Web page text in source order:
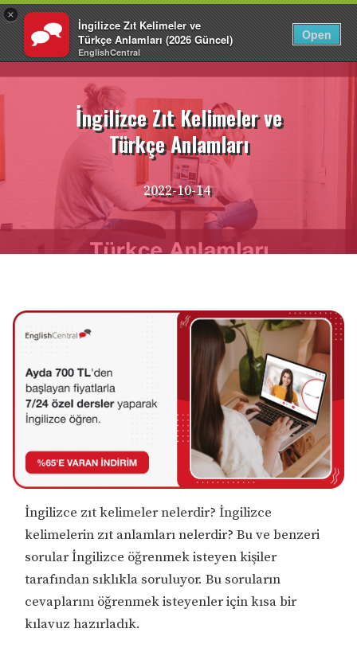
×
İngilizce Zıt Kelimeler ve
Türkçe Anlamları (2026 Güncel)
EnglishCentral
Open
Giriş Yap TR
İçeriğe
atla
İngilizce Zıt Kelimeler ve
Türkçe Anlamları
2022-10-14
İngilizce zıt kelimeler nelerdir? İngilizce
kelimelerin zıt anlamları nelerdir? Bu ve benzeri
sorular İngilizce öğrenmek isteyen kişiler
tarafından sıklıkla soruluyor. Bu soruların
cevaplarını öğrenmek isteyenler için kısa bir
kılavuz hazırladık.